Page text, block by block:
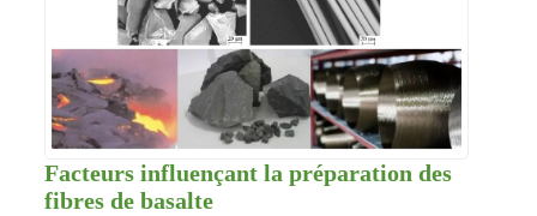
Facteurs influençant la préparation des
fibres de basalte